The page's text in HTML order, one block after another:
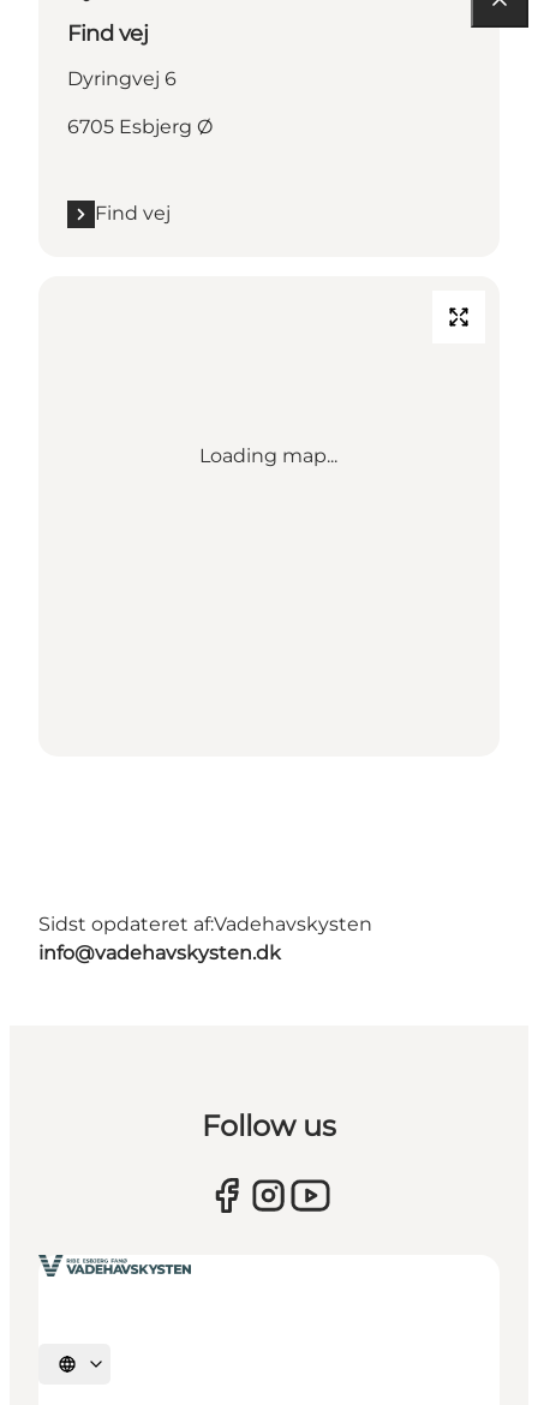
Find vej
Dyringvej 6
6705 Esbjerg Ø
Find vej
Loading map...
Sidst opdateret af:Vadehavskysten
info@vadehavskysten.dk
Follow us
Vælg sprog